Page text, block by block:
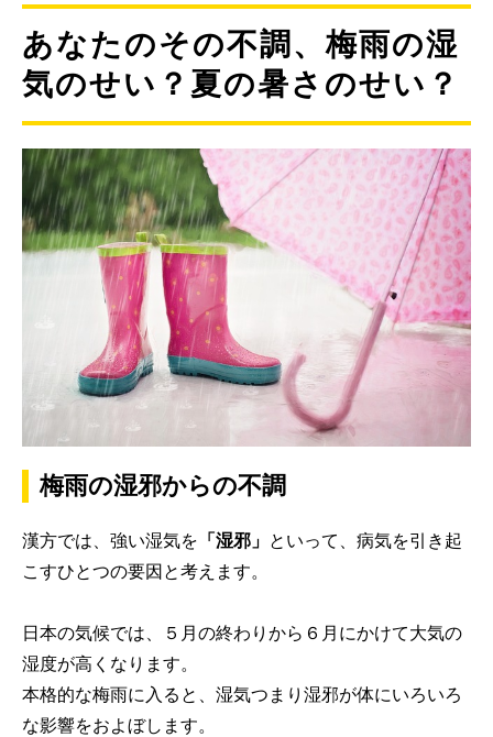
あなたのその不調、梅雨の湿
気のせい？夏の暑さのせい？
梅雨の湿邪からの不調
漢方では、強い湿気を 「湿邪」 といって、病気を引き起
こすひとつの要因と考えます。
日本の気候では、５月の終わりから６月にかけて大気の
湿度が高くなります。
本格的な梅雨に入ると、湿気つまり湿邪が体にいろいろ
な影響をおよぼします。